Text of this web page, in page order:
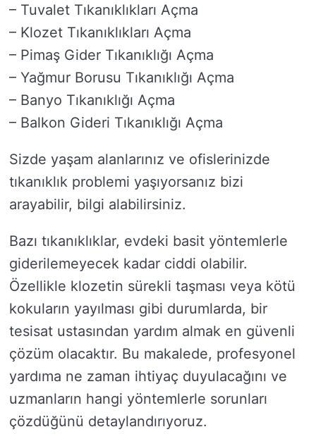
– Tuvalet Tıkanıklıkları Açma
– Klozet Tıkanıklıkları Açma
– Pimaş Gider Tıkanıklığı Açma
– Yağmur Borusu Tıkanıklığı Açma
– Banyo Tıkanıklığı Açma
– Balkon Gideri Tıkanıklığı Açma
Sizde yaşam alanlarınız ve ofislerinizde
tıkanıklık problemi yaşıyorsanız bizi
arayabilir, bilgi alabilirsiniz.
Bazı tıkanıklıklar, evdeki basit yöntemlerle
giderilemeyecek kadar ciddi olabilir.
Özellikle klozetin sürekli taşması veya kötü
kokuların yayılması gibi durumlarda, bir
tesisat ustasından yardım almak en güvenli
çözüm olacaktır. Bu makalede, profesyonel
yardıma ne zaman ihtiyaç duyulacağını ve
uzmanların hangi yöntemlerle sorunları
çözdüğünü detaylandırıyoruz.